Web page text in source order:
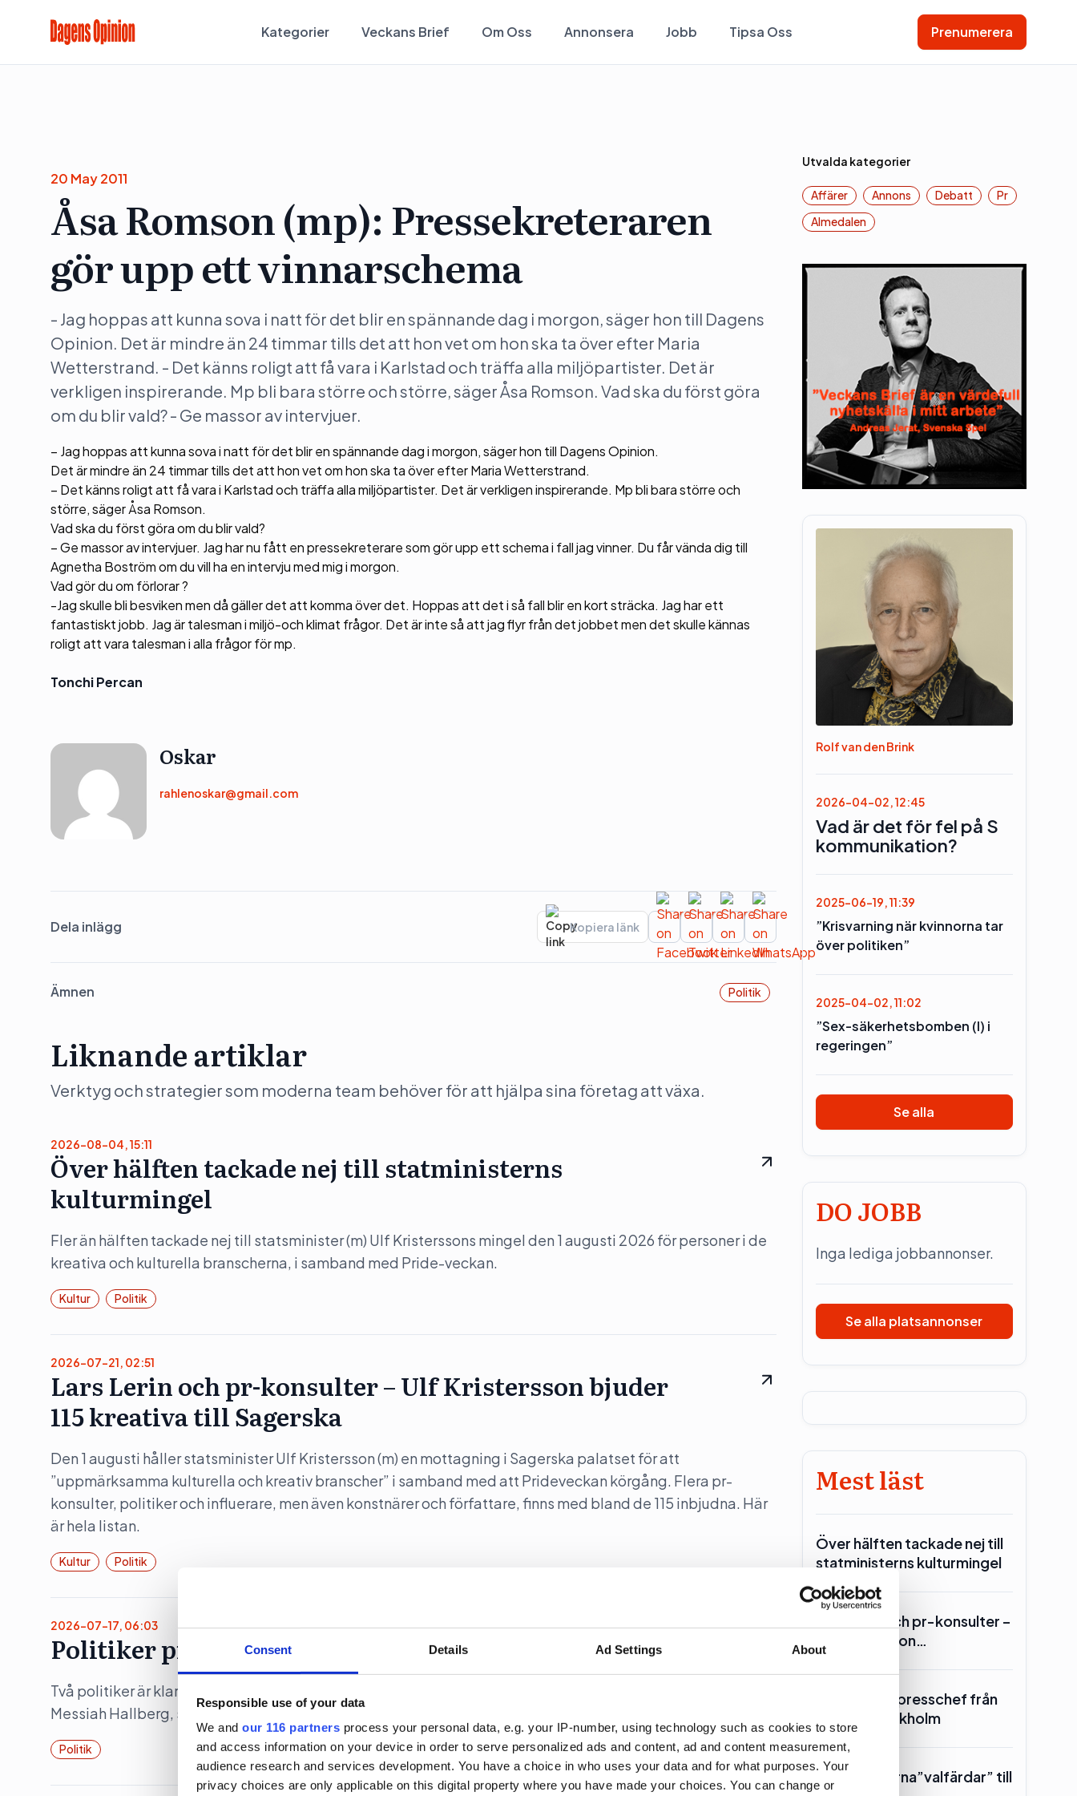
Consent Details Ad Settings About
Responsible use of your data
We and our 116 partners process your personal data, e.g. your IP-number, using technology such as cookies to store
and access information on your device in order to serve personalized ads and content, ad and content measurement,
audience research and services development. You have a choice in who uses your data and for what purposes. Your
privacy choices are only applicable on this digital property where you have made your choices. You can change or
Kategorier Veckans Brief Om Oss Annonsera Jobb Tipsa Oss Prenumerera
20 May 2011
Åsa Romson (mp): Pressekreteraren
gör upp ett vinnarschema
- Jag hoppas att kunna sova i natt för det blir en spännande dag i morgon, säger hon till Dagens
Opinion. Det är mindre än 24 timmar tills det att hon vet om hon ska ta över efter Maria
Wetterstrand. - Det känns roligt att få vara i Karlstad och träffa alla miljöpartister. Det är
verkligen inspirerande. Mp bli bara större och större, säger Åsa Romson. Vad ska du först göra
om du blir vald? - Ge massor av intervjuer.
– Jag hoppas att kunna sova i natt för det blir en spännande dag i morgon, säger hon till Dagens Opinion.
Det är mindre än 24 timmar tills det att hon vet om hon ska ta över efter Maria Wetterstrand.
– Det känns roligt att få vara i Karlstad och träffa alla miljöpartister. Det är verkligen inspirerande. Mp bli bara större och
större, säger Åsa Romson.
Vad ska du först göra om du blir vald?
– Ge massor av intervjuer. Jag har nu fått en pressekreterare som gör upp ett schema i fall jag vinner. Du får vända dig till
Agnetha Boström om du vill ha en intervju med mig i morgon.
Vad gör du om förlorar ?
-Jag skulle bli besviken men då gäller det att komma över det. Hoppas att det i så fall blir en kort sträcka. Jag har ett
fantastiskt jobb. Jag är talesman i miljö-och klimat frågor. Det är inte så att jag flyr från det jobbet men det skulle kännas
roligt att vara talesman i alla frågor för mp.
Tonchi Percan
Oskar
rahlenoskar@gmail.com
Dela inlägg Kopiera länk
Ämnen Politik
Liknande artiklar
Verktyg och strategier som moderna team behöver för att hjälpa sina företag att växa.
2026-08-04, 15:11
Över hälften tackade nej till statministerns
kulturmingel
Fler än hälften tackade nej till statsminister (m) Ulf Kristerssons mingel den 1 augusti 2026 för personer i de
kreativa och kulturella branscherna, i samband med Pride-veckan.
Kultur Politik
2026-07-21, 02:51
Lars Lerin och pr-konsulter – Ulf Kristersson bjuder
115 kreativa till Sagerska
Den 1 augusti håller statsminister Ulf Kristersson (m) en mottagning i Sagerska palatset för att
”uppmärksamma kulturella och kreativ branscher” i samband med att Prideveckan körgång. Flera pr-
konsulter, politiker och influerare, men även konstnärer och författare, finns med bland de 115 inbjudna. Här
är hela listan.
Kultur Politik
2026-07-17, 06:03
Politiker pratar på Way out West
Två politiker är klara när musikfestivalen Way out West återinför samtal i programmet. Programledare är
Messiah Hallberg, som vanligtvis leder Svenska Nyheter i SVT.
Politik
Utvalda kategorier
Affärer Annons Debatt
Pr
Almedalen
Rolf van den Brink
2026-04-02, 12:45
Vad är det för fel på S
kommunikation?
2025-06-19, 11:39
”Krisvarning när kvinnorna tar
över politiken”
2025-04-02, 11:02
”Sex-säkerhetsbomben (l) i
regeringen”
Se alla
DO JOBB
Inga lediga jobbannonser.
Se alla platsannonser
Mest läst
Över hälften tackade nej till
statministerns kulturmingel
Lars Lerin och pr-konsulter –
Ulf Kristersson…
SKR hämtar presschef från
Region Stockholm
Toppolitikerna”valfärdar” till